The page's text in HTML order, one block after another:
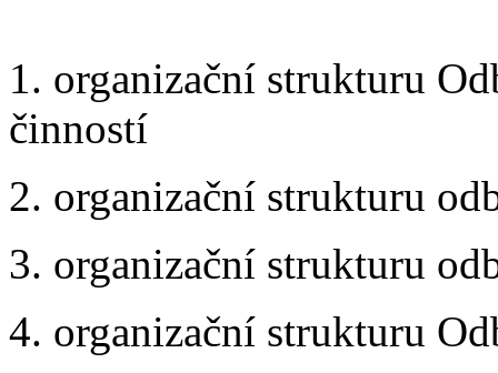
1. organizační strukturu
činností
2. organizační strukturu
3. organizační strukturu
4. organizační strukturu